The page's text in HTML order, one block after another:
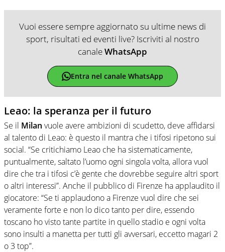
Vuoi essere sempre aggiornato su ultime news di
sport, risultati ed eventi live? Iscriviti al nostro
canaleWhatsApp
Entra nel canale WhatsApp
Leao: la speranza per il futuro
Se il Milan vuole avere ambizioni di scudetto, deve affidarsi
al talento di Leao: è questo il mantra che i tifosi ripetono sui
social. “Se critichiamo Leao che ha sistematicamente,
puntualmente, saltato l’uomo ogni singola volta, allora vuol
dire che tra i tifosi c’è gente che dovrebbe seguire altri sport
o altri interessi”. Anche il pubblico di Firenze ha applaudito il
giocatore: “Se ti applaudono a Firenze vuol dire che sei
veramente forte e non lo dico tanto per dire, essendo
toscano ho visto tante partite in quello stadio e ogni volta
sono insulti a manetta per tutti gli avversari, eccetto magari 2
o 3 top”.